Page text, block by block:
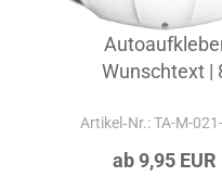
Wunschtext |
Artikel‑Nr.: TA-M-
ab 9,95 EUR